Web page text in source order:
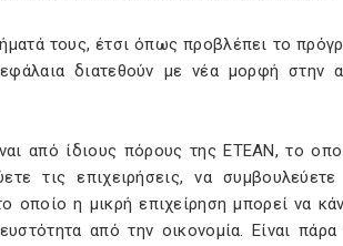
τους, έτσι όπως προβλέπει το
διατεθούν με νέα μορφή στην
από ίδιους πόρους της ΕΤΕΑΝ, το
τις επιχειρήσεις, να
οποίο η μικρή επιχείρηση μπορεί να
από την οικονομία. Είναι